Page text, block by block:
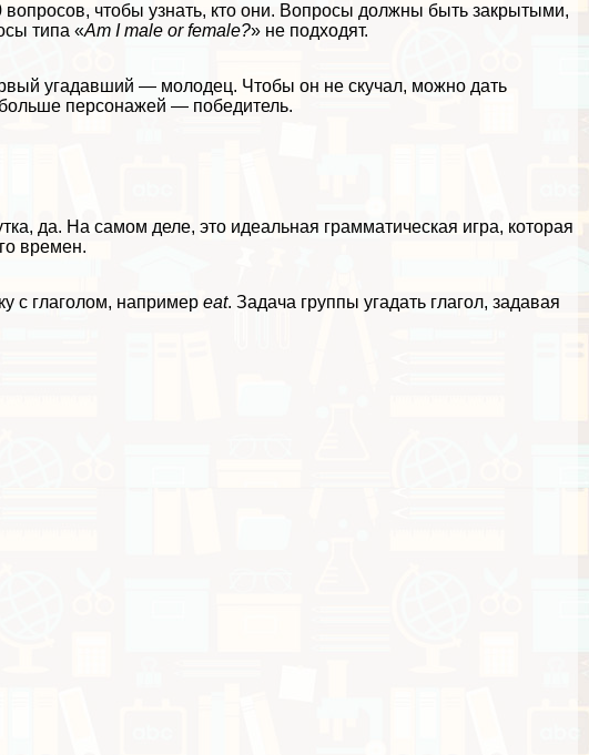
чтобы узнать, кто они. Вопросы должны быть закрытыми,
типа «Am I male or female?» не подходят.
угадавший — молодец. Чтобы он не скучал, можно дать
персонажей — победитель.
да. На самом деле,это идеальная грамматическая игра, которая
времен.
с глаголом, напримерeat. Задача группы угадать глагол, задавая